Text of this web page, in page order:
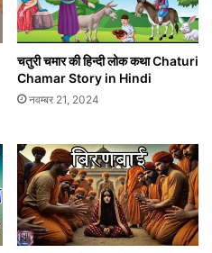
चतुरी चमार की हिन्दी लोक कथा Chaturi
Chamar Story in Hindi
नवम्बर 21, 2024